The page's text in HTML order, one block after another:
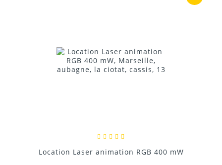
Location Laser animation RGB 400 mW